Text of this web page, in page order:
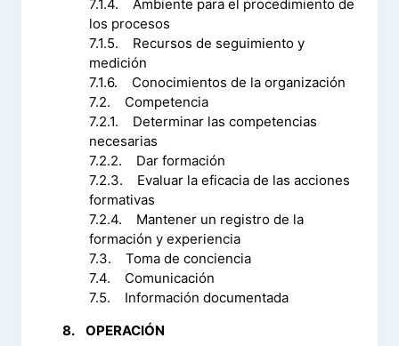
7.1.4. Ambiente para el procedimiento de
los procesos
7.1.5. Recursos de seguimiento y
medición
7.1.6. Conocimientos de la organización
7.2. Competencia
7.2.1. Determinar las competencias
necesarias
7.2.2. Dar formación
7.2.3. Evaluar la eficacia de las acciones
formativas
7.2.4. Mantener un registro de la
formación y experiencia
7.3. Toma de conciencia
7.4. Comunicación
7.5. Información documentada
8. OPERACIÓN